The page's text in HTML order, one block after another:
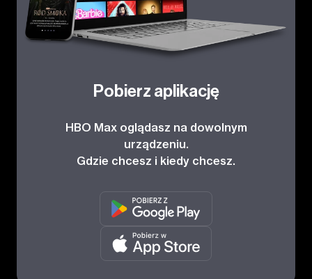
Pobierz aplikację
HBO Max oglądasz na dowolnym
urządzeniu.
Gdzie chcesz i kiedy chcesz.